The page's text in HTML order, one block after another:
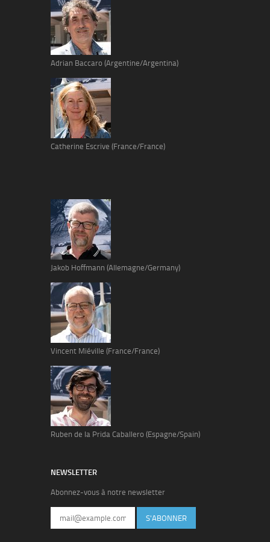
Adrian Baccaro (Argentine/Argentina)
Catherine Escrive (France/France)
Jakob Hoffmann (Allemagne/Germany)
Vincent Miéville (France/France)
Ruben de la Prida Caballero (Espagne/Spain)
NEWSLETTER
Abonnez-vous à notre newsletter
S'ABONNER